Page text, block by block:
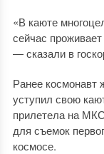
«В каюте
сейчас
— сказали в
Ранее космонавт
уступил свою
прилетела на
для съемок
космосе.